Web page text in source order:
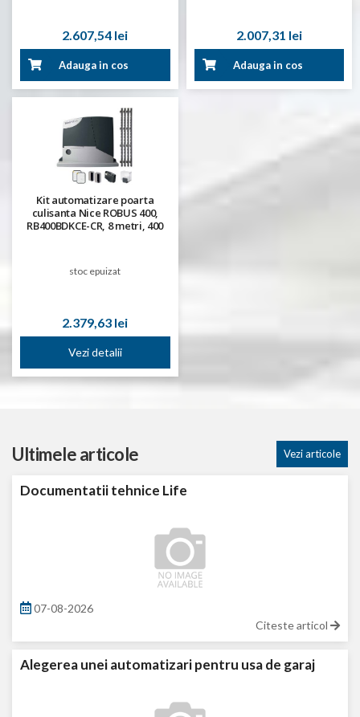
2.607,54 lei
Adauga in cos
2.007,31 lei
Adauga in cos
Kit automatizare poarta
culisanta Nice ROBUS 400,
RB400BDKCE-CR, 8 metri, 400
stoc epuizat
2.379,63 lei
Vezi detalii
Ultimele articole Vezi articole
Documentatii tehnice Life
07-08-2026
Citeste articol
Alegerea unei automatizari pentru usa de garaj